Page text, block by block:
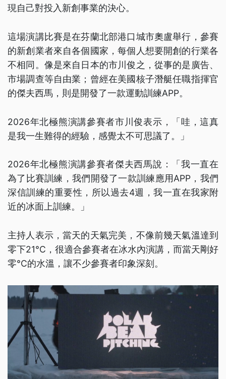
現自己對投入新創事業的決心。
這場演講比賽是在芬蘭北部港口城市奧盧舉行，參賽
的新創業者來自各個國家，每個人想要開創的行業各
不相同。像是來自日本的市川俊之，從事的是廣告、
市場調查等自由業；曾經在美國核子潛艇任職指揮官
的傑夫西馬，則是開發了一款運動訓練APP。
2026年北極熊演講參賽者市川俊表示，「哇，這真
是我一生難得的經驗，感覺太不可思議了。」
2026年北極熊演講參賽者傑夫西馬說：「我一直在
為了比賽訓練，我們開發了一款訓練應用APP，我們
深信訓練的重要性，所以過去4週，我一直在我家附
近的冰面上訓練。」
主持人表示，當天的天氣完美，不像前幾天氣溫達到
零下21°C，很適合參賽者在冰水內演講，而當天剛好
零°C的水溫，讓不少參賽者印象深刻。